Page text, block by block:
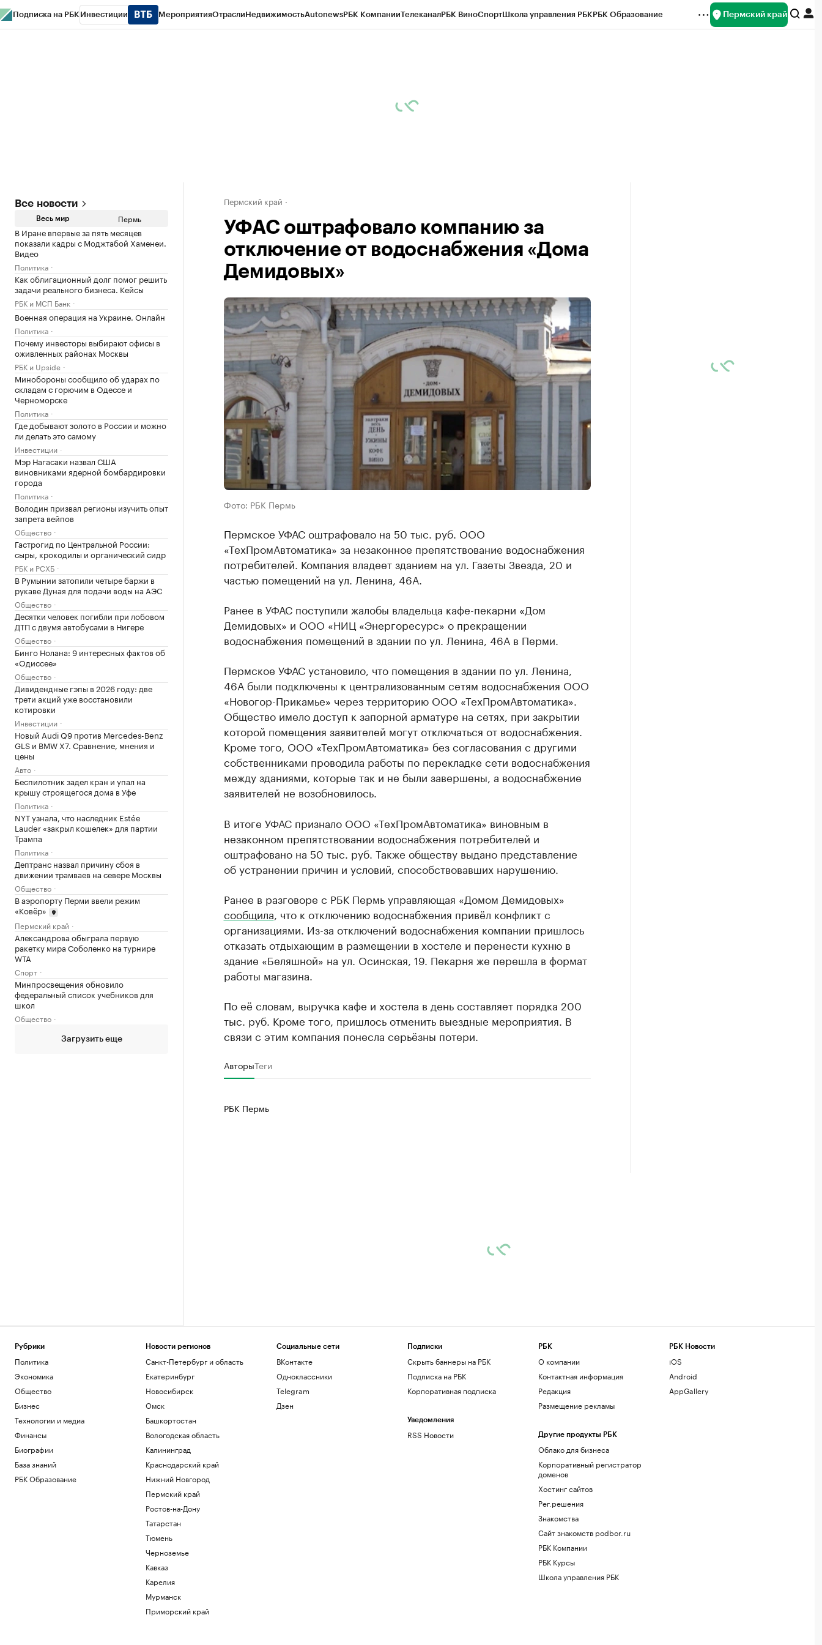
Подписка на РБК Инвестиции МероприятияОтраслиНедвижимостьAutonewsРБК КомпанииТелеканалРБК ВиноСпортШкола управления РБКРБК Образование Пермский край
Все новости
Весь мир Пермь
В Иране впервые за пять месяцев
показали кадры с Моджтабой Хаменеи.
Видео
Политика
Как облигационный долг помог решить
задачи реального бизнеса. Кейсы
РБК и МСП Банк
Военная операция на Украине. Онлайн
Политика
Почему инвесторы выбирают офисы в
оживленных районах Москвы
РБК и Upside
Минобороны сообщило об ударах по
складам с горючим в Одессе и
Черноморске
Политика
Где добывают золото в России и можно
ли делать это самому
Инвестиции
Мэр Нагасаки назвал США
виновниками ядерной бомбардировки
города
Политика
Володин призвал регионы изучить опыт
запрета вейпов
Общество
Гастрогид по Центральной России:
сыры, крокодилы и органический сидр
РБК и РСХБ
В Румынии затопили четыре баржи в
рукаве Дуная для подачи воды на АЭС
Общество
Десятки человек погибли при лобовом
ДТП с двумя автобусами в Нигере
Общество
Бинго Нолана: 9 интересных фактов об
«Одиссее»
Общество
Дивидендные гэпы в 2026 году: две
трети акций уже восстановили
котировки
Инвестиции
Новый Audi Q9 против Mercedes-Benz
GLS и BMW X7. Сравнение, мнения и
цены
Авто
Беспилотник задел кран и упал на
крышу строящегося дома в Уфе
Политика
NYT узнала, что наследник Estée
Lauder «закрыл кошелек» для партии
Трампа
Политика
Дептранс назвал причину сбоя в
движении трамваев на севере Москвы
Общество
В аэропорту Перми ввели режим
«Ковёр»
Пермский край
Александрова обыграла первую
ракетку мира Соболенко на турнире
WTA
Спорт
Минпросвещения обновило
федеральный список учебников для
школ
Общество
Загрузить еще
Пермский край
УФАС оштрафовало компанию за
отключение от водоснабжения «Дома
Демидовых»
Фото: РБК Пермь
Пермское УФАС оштрафовало на 50 тыс. руб. ООО
«ТехПромАвтоматика» за незаконное препятствование водоснабжения
потребителей. Компания владеет зданием на ул. Газеты Звезда, 20 и
частью помещений на ул. Ленина, 46А.
Ранее в УФАС поступили жалобы владельца кафе-пекарни «Дом
Демидовых» и ООО «НИЦ «Энергоресурс» о прекращении
водоснабжения помещений в здании по ул. Ленина, 46А в Перми.
Пермское УФАС установило, что помещения в здании по ул. Ленина,
46А были подключены к централизованным сетям водоснабжения ООО
«Новогор-Прикамье» через территорию ООО «ТехПромАвтоматика».
Общество имело доступ к запорной арматуре на сетях, при закрытии
которой помещения заявителей могут отключаться от водоснабжения.
Кроме того, ООО «ТехПромАвтоматика» без согласования с другими
собственниками проводила работы по перекладке сети водоснабжения
между зданиями, которые так и не были завершены, а водоснабжение
заявителей не возобновилось.
В итоге УФАС признало ООО «ТехПромАвтоматика» виновным в
незаконном препятствовании водоснабжения потребителей и
оштрафовано на 50 тыс. руб. Также обществу выдано представление
об устранении причин и условий, способствовавших нарушению.
Ранее в разговоре с РБК Пермь управляющая «Домом Демидовых»
сообщила , что к отключению водоснабжения привёл конфликт с
организациями. Из-за отключений водоснабжения компании пришлось
отказать отдыхающим в размещении в хостеле и перенести кухню в
здание «Беляшной» на ул. Осинская, 19. Пекарня же перешла в формат
работы магазина.
По её словам, выручка кафе и хостела в день составляет порядка 200
тыс. руб. Кроме того, пришлось отменить выездные мероприятия. В
связи с этим компания понесла серьёзны потери.
АвторыТеги
РБК Пермь
Рубрики
Политика
Экономика
Общество
Бизнес
Технологии и медиа
Финансы
Биографии
База знаний
РБК Образование
Новости регионов
Санкт-Петербург и область
Екатеринбург
Новосибирск
Омск
Башкортостан
Вологодская область
Калининград
Краснодарский край
Нижний Новгород
Пермский край
Ростов-на-Дону
Татарстан
Тюмень
Черноземье
Кавказ
Карелия
Мурманск
Приморский край
Социальные сети
ВКонтакте
Одноклассники
Telegram
Дзен
Подписки
Скрыть баннеры на РБК
Подписка на РБК
Корпоративная подписка
Уведомления
RSS Новости
РБК
О компании
Контактная информация
Редакция
Размещение рекламы
Другие продукты РБК
Облако для бизнеса
Корпоративный регистратор
доменов
Хостинг сайтов
Рег.решения
Знакомства
Сайт знакомств podbor.ru
РБК Компании
РБК Курсы
Школа управления РБК
РБК Новости
iOS
Android
AppGallery